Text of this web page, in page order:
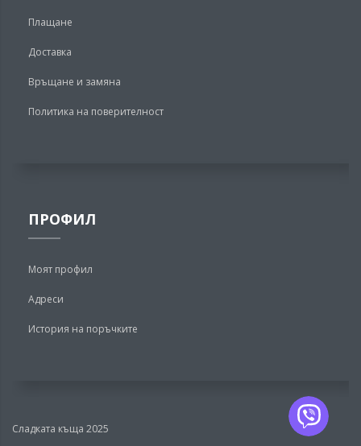
Плащане
Доставка
Връщане и замяна
Политика на поверителност
ПРОФИЛ
Моят профил
Адреси
История на поръчките
Сладката къща 2025